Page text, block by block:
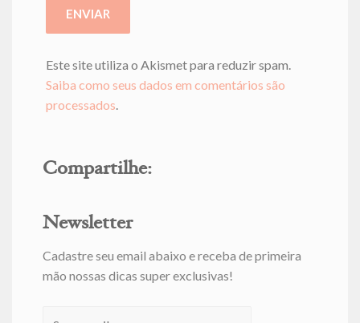
Este site utiliza o Akismet para reduzir spam.
Saiba como seus dados em comentários são
processados.
Compartilhe:
Newsletter
Cadastre seu email abaixo e receba de primeira
mão nossas dicas super exclusivas!